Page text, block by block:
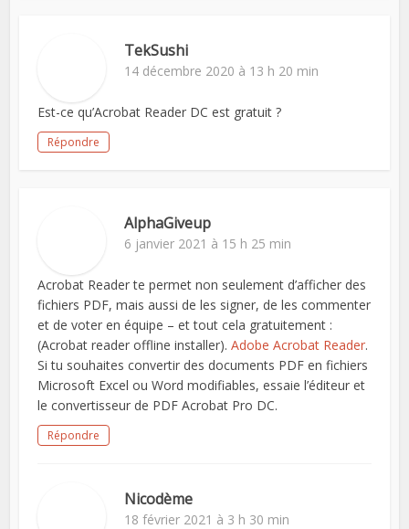
TekSushi
14 décembre 2020 à 13 h 20 min
Est-ce qu’Acrobat Reader DC est gratuit ?
Répondre
AlphaGiveup
6 janvier 2021 à 15 h 25 min
Acrobat Reader te permet non seulement d’afficher des
fichiers PDF, mais aussi de les signer, de les commenter
et de voter en équipe – et tout cela gratuitement :
(Acrobat reader offline installer).Adobe Acrobat Reader.
Si tu souhaites convertir des documents PDF en fichiers
Microsoft Excel ou Word modifiables, essaie l’éditeur et
le convertisseur de PDF Acrobat Pro DC.
Répondre
Nicodème
18 février 2021 à 3 h 30 min